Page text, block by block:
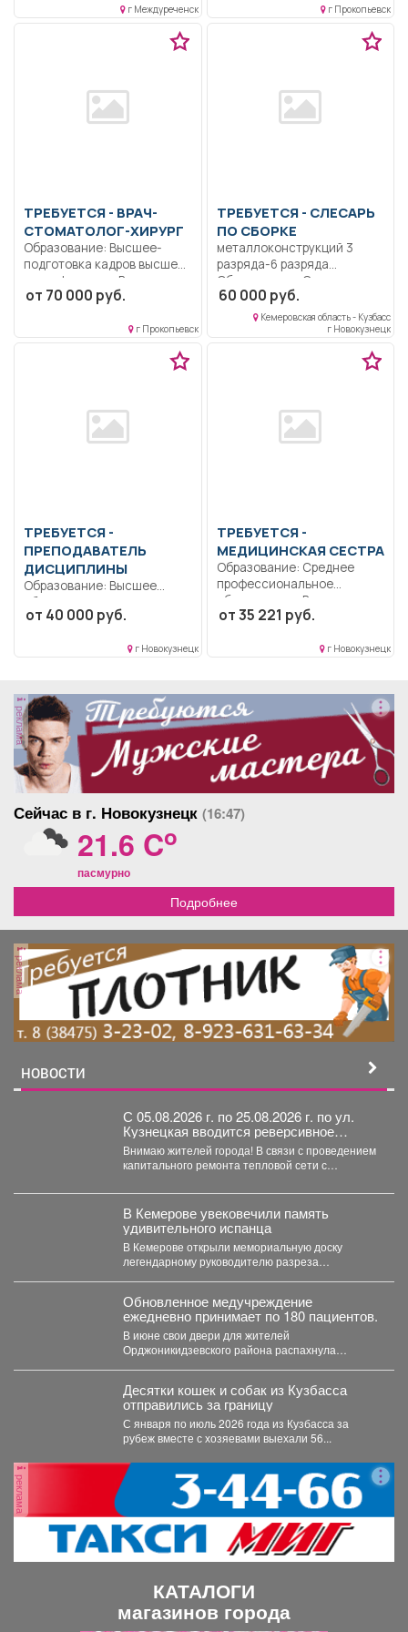
г Междуреченск г Прокопьевск
ТРЕБУЕТСЯ - ВРАЧ-
СТОМАТОЛОГ-ХИРУРГ
Образование: Высшее-
подготовка кадров высшей
квалификации.. В
соответствии с
от 70 000 руб.
г Прокопьевск
ТРЕБУЕТСЯ - СЛЕСАРЬ
ПО СБОРКЕ
металлоконструкций 3
разряда-6 разряда
Образование: Среднее
профессиональное
Квалификация:
Должностные
60 000 руб.
Кемеровская область - Кузбасс
г Новокузнецк
ТРЕБУЕТСЯ -
ПРЕПОДАВАТЕЛЬ
ДИСЦИПЛИНЫ
Образование: Высшее
образование —
бакалавриат.. Ведение
деятельности.. Полный...
от 40 000 руб.
г Новокузнецк
ТРЕБУЕТСЯ -
МЕДИЦИНСКАЯ СЕСТРА
Образование: Среднее
профессиональное
образование.. Выполняет
назначения врача
от 35 221 руб.
г Новокузнецк
реклама
Сейчас в г. Новокузнецк (16:47)
21.6 Co
пасмурно
Подробнее
реклама
НОВОСТИ
С 05.08.2026 г. по 25.08.2026 г. по ул.
Кузнецкая вводится реверсивное
движения для автотранспорта
Внимаю жителей города! В связи с проведением
капитального ремонта тепловой сети с
В Кемерове увековечили память
удивительного испанца
В Кемерове открыли мемориальную доску
легендарному руководителю разреза
Обновленное медучреждение
ежедневно принимает по 180 пациентов.
В июне свои двери для жителей
Орджоникидзевского района распахнула
Десятки кошек и собак из Кузбасса
отправились за границу
С января по июль 2026 года из Кузбасса за
рубеж вместе с хозяевами выехали 56...
реклама
КАТАЛОГИ
магазинов города